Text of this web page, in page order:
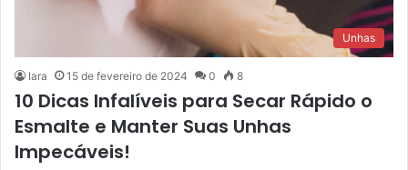
Unhas
Iara 15 de fevereiro de 2024 0 8
10 Dicas Infalíveis para Secar Rápido o
Esmalte e Manter Suas Unhas
Impecáveis!